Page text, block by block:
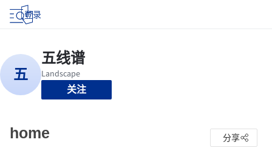
登录
关注
home 分享